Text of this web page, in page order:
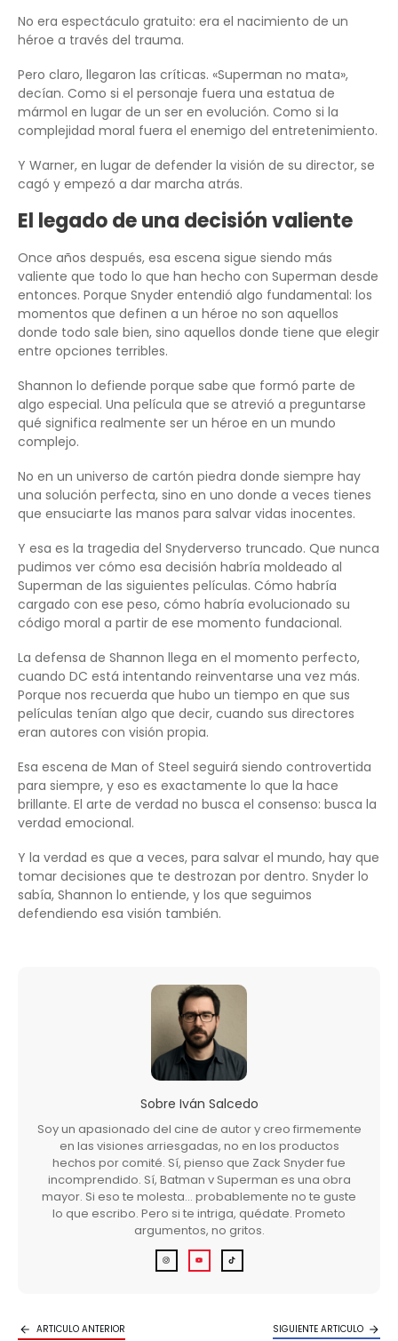
No era espectáculo gratuito: era el nacimiento de un
héroe a través del trauma.
Pero claro, llegaron las críticas. «Superman no mata»,
decían. Como si el personaje fuera una estatua de
mármol en lugar de un ser en evolución. Como si la
complejidad moral fuera el enemigo del entretenimiento.
Y Warner, en lugar de defender la visión de su director, se
cagó y empezó a dar marcha atrás.
El legado de una decisión valiente
Once años después, esa escena sigue siendo más
valiente que todo lo que han hecho con Superman desde
entonces. Porque Snyder entendió algo fundamental: los
momentos que definen a un héroe no son aquellos
donde todo sale bien, sino aquellos donde tiene que elegir
entre opciones terribles.
Shannon lo defiende porque sabe que formó parte de
algo especial. Una película que se atrevió a preguntarse
qué significa realmente ser un héroe en un mundo
complejo.
No en un universo de cartón piedra donde siempre hay
una solución perfecta, sino en uno donde a veces tienes
que ensuciarte las manos para salvar vidas inocentes.
Y esa es la tragedia del Snyderverso truncado. Que nunca
pudimos ver cómo esa decisión habría moldeado al
Superman de las siguientes películas. Cómo habría
cargado con ese peso, cómo habría evolucionado su
código moral a partir de ese momento fundacional.
La defensa de Shannon llega en el momento perfecto,
cuando DC está intentando reinventarse una vez más.
Porque nos recuerda que hubo un tiempo en que sus
películas tenían algo que decir, cuando sus directores
eran autores con visión propia.
Esa escena de Man of Steel seguirá siendo controvertida
para siempre, y eso es exactamente lo que la hace
brillante. El arte de verdad no busca el consenso: busca la
verdad emocional.
Y la verdad es que a veces, para salvar el mundo, hay que
tomar decisiones que te destrozan por dentro. Snyder lo
sabía, Shannon lo entiende, y los que seguimos
defendiendo esa visión también.
Sobre Iván Salcedo
Soy un apasionado del cine de autor y creo firmemente
en las visiones arriesgadas, no en los productos
hechos por comité. Sí, pienso que Zack Snyder fue
incomprendido. Sí, Batman v Superman es una obra
mayor. Si eso te molesta… probablemente no te guste
lo que escribo. Pero si te intriga, quédate. Prometo
argumentos, no gritos.
ARTICULO ANTERIOR SIGUIENTE ARTICULO